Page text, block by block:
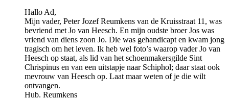
Hallo Ad,
Mijn vader, Peter Jozef Reumkens van de Kruisstraat 11, was
bevriend met Jo van Heesch. En mijn oudste broer Jos was
vriend van diens zoon Jo. Die was gehandicapt en kwam jong
tragisch om het leven. Ik heb wel foto’s waarop vader Jo van
Heesch op staat, als lid van het schoenmakersgilde Sint
Chrispinus en van een uitstapje naar Schiphol; daar staat ook
mevrouw van Heesch op. Laat maar weten of je die wilt
ontvangen.
Hub. Reumkens